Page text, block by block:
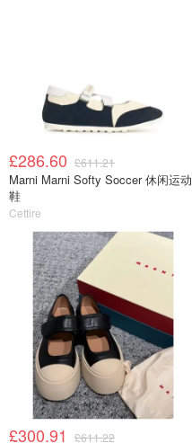
£286.60 £611.21
Marni Marni Softy Soccer 休闲运动
鞋
Cettire
£300.91 £611.22